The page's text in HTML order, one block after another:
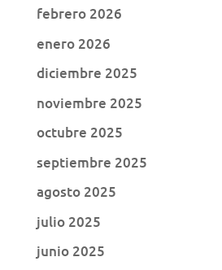
febrero 2026
enero 2026
diciembre 2025
noviembre 2025
octubre 2025
septiembre 2025
agosto 2025
julio 2025
junio 2025